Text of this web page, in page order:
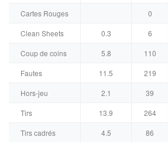
Cartes Rouges
0
Clean Sheets
0.3 6
Coup de coins
5.8 110
Fautes
11.5 219
Hors-jeu
2.1 39
Tirs
13.9 264
Tirs cadrés
4.5 86